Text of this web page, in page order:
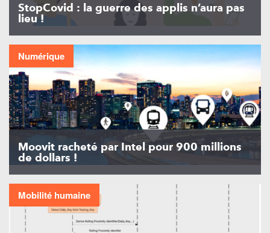
StopCovid : la guerre des applis n’aura pas
lieu !
Numérique
Moovit racheté par Intel pour 900 millions
de dollars !
Mobilité humaine